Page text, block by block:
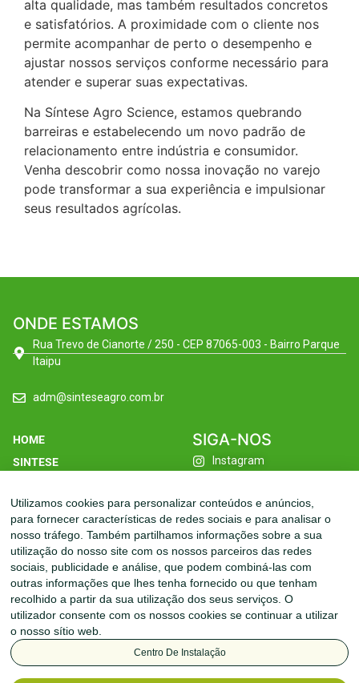
alta qualidade, mas também resultados concretos
e satisfatórios. A proximidade com o cliente nos
permite acompanhar de perto o desempenho e
ajustar nossos serviços conforme necessário para
atender e superar suas expectativas.
Na Síntese Agro Science, estamos quebrando
barreiras e estabelecendo um novo padrão de
relacionamento entre indústria e consumidor.
Venha descobrir como nossa inovação no varejo
pode transformar a sua experiência e impulsionar
seus resultados agrícolas.
ONDE ESTAMOS
Rua Trevo de Cianorte / 250 - CEP 87065-003 - Bairro Parque
Itaipu
adm@sinteseagro.com.br
HOME
SINTESE
LINHAS
SUSTENTABILIDADE
INOVAÇÃO
CONTATO
SIGA-NOS
Instagram
Linkedin
Youtube
Utilizamos cookies para personalizar conteúdos e anúncios,
para fornecer características de redes sociais e para analisar o
nosso tráfego. Também partilhamos informações sobre a sua
utilização do nosso site com os nossos parceiros das redes
sociais, publicidade e análise, que podem combiná-las com
outras informações que lhes tenha fornecido ou que tenham
recolhido a partir da sua utilização dos seus serviços. O
utilizador consente com os nossos cookies se continuar a utilizar
o nosso sítio web.
Centro De Instalação